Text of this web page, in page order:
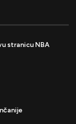
stranicu NBA